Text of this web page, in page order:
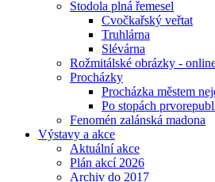
Stodola plná řemesel
Cvočkařský veřtat
Truhlárna
Slévárna
Rožmitálské obrázky -
Procházky
Procházka městem
Po stopách
Fenomén zalánská madona
Výstavy a akce
Aktuální akce
Plán akcí 2026
Archiv do 2017